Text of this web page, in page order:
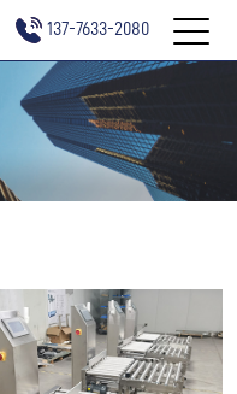
137-7633-2080